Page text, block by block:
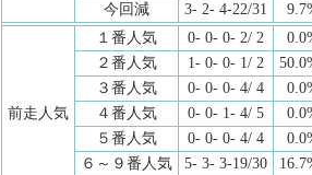
今回減
3- 2- 4-22/31
前走人気
１番人気 0- 0- 0- 2/ 2
２番人気
1- 0- 0- 1/ 2
３番人気
0- 0- 0- 4/ 4
４番人気
0- 0- 1- 4/ 5
５番人気
0- 0- 0- 4/ 4
６～９番人気
5- 3- 3-19/30